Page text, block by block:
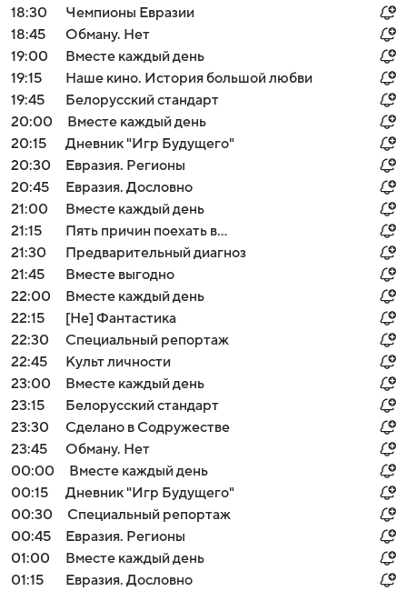
18:30
Чемпионы Евразии
18:45
Обману. Нет
19:00
Вместе каждый день
19:15
Наше кино. История большой любви
19:45
Белорусский стандарт
20:00
Вместе каждый день
20:15
Дневник "Игр Будущего"
20:30
Евразия. Регионы
20:45
Евразия. Дословно
21:00
Вместе каждый день
21:15
Пять причин поехать в...
21:30
Предварительный диагноз
21:45
Вместе выгодно
22:00
Вместе каждый день
22:15
[Не] Фантастика
22:30
Специальный репортаж
22:45
Культ личности
23:00
Вместе каждый день
23:15
Белорусский стандарт
23:30
Сделано в Содружестве
23:45
Обману. Нет
00:00
Вместе каждый день
00:15
Дневник "Игр Будущего"
00:30
Специальный репортаж
00:45
Евразия. Регионы
01:00
Вместе каждый день
01:15
Евразия. Дословно